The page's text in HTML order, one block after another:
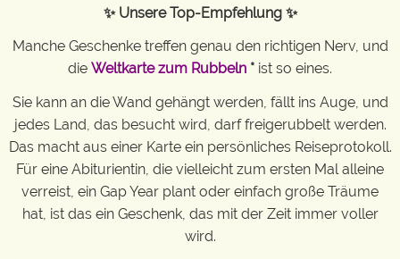
✨ Unsere Top-Empfehlung ✨
Manche Geschenke treffen genau den richtigen Nerv, und
die Weltkarte zum Rubbeln * ist so eines.
Sie kann an die Wand gehängt werden, fällt ins Auge, und
jedes Land, das besucht wird, darf freigerubbelt werden.
Das macht aus einer Karte ein persönliches Reiseprotokoll.
Für eine Abiturientin, die vielleicht zum ersten Mal alleine
verreist, ein Gap Year plant oder einfach große Träume
hat, ist das ein Geschenk, das mit der Zeit immer voller
wird.